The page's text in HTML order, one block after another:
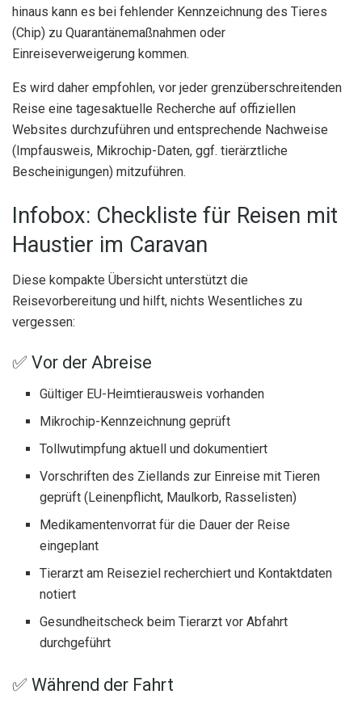
hinaus kann es bei fehlender Kennzeichnung des Tieres
(Chip) zu Quarantänemaßnahmen oder
Einreiseverweigerung kommen.
Es wird daher empfohlen, vor jeder grenzüberschreitenden
Reise eine tagesaktuelle Recherche auf offiziellen
Websites durchzuführen und entsprechende Nachweise
(Impfausweis, Mikrochip-Daten, ggf. tierärztliche
Bescheinigungen) mitzuführen.
Infobox: Checkliste für Reisen mit
Haustier im Caravan
Diese kompakte Übersicht unterstützt die
Reisevorbereitung und hilft, nichts Wesentliches zu
vergessen:
✅ Vor der Abreise
Gültiger EU-Heimtierausweis vorhanden
Mikrochip-Kennzeichnung geprüft
Tollwutimpfung aktuell und dokumentiert
Vorschriften des Ziellands zur Einreise mit Tieren
geprüft (Leinenpflicht, Maulkorb, Rasselisten)
Medikamentenvorrat für die Dauer der Reise
eingeplant
Tierarzt am Reiseziel recherchiert und Kontaktdaten
notiert
Gesundheitscheck beim Tierarzt vor Abfahrt
durchgeführt
✅ Während der Fahrt